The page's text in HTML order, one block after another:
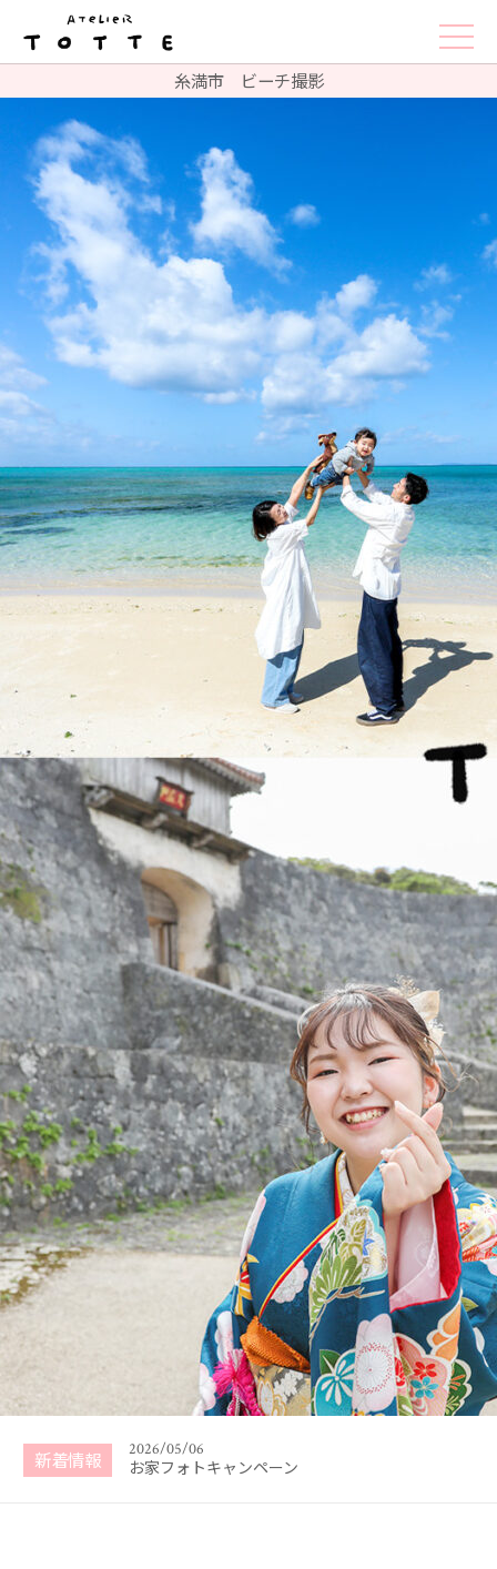
糸満市 ビーチ撮影
新着情報
ご卒業・ご入学記念撮影キャンペーン （2026年3
月〜4月）
2026/07/01
夏キャンペーン 2026年7月〜8月末まで
2026/05/06
お家フォトキャンペーン